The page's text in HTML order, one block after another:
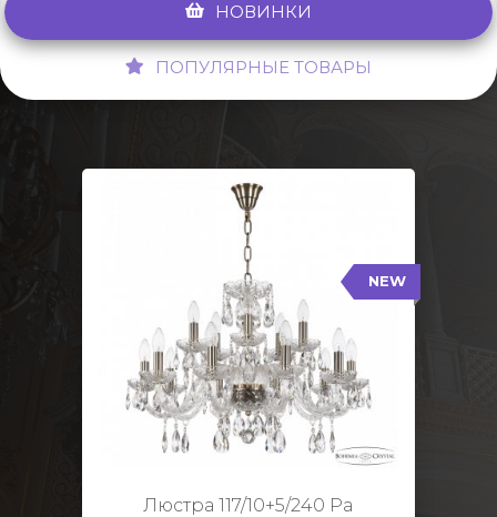
НОВИНКИ
ПОПУЛЯРНЫЕ ТОВАРЫ
NEW
Люстра 117/10+5/240 Pa
117/10+5/240 Pa
Тип: Стеклянный рожок
Цвет арматуры: Патина/
Кол-во ламп: 15
Диаметр: 70 см